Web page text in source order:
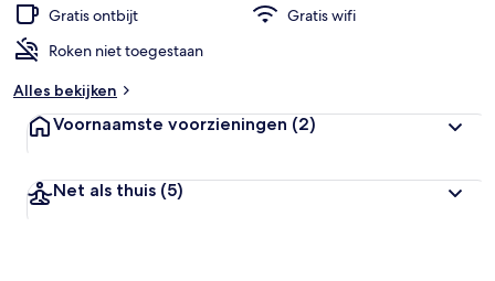
Gratis ontbijt
Gratis wifi
Roken niet toegestaan
Alles bekijken
Voornaamste voorzieningen (2)
Net als thuis (5)